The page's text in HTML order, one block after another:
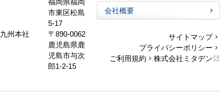
市東区松島
5-17
九州本社
〒890-0062
鹿児島県鹿
児島市与次
郎1-2-15
会社概要
サイトマップ
プライバシーポリシー
ご利用規約
株式会社ミタデン